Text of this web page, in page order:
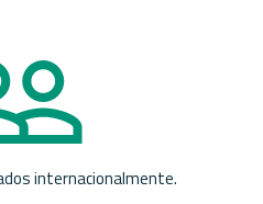
internacionalmente.